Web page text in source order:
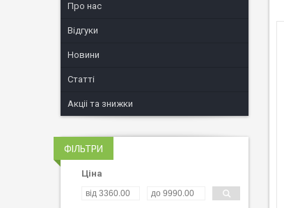
Про нас
Відгуки
Новини
Статті
Акціі та знижки
ФІЛЬТРИ
Ціна